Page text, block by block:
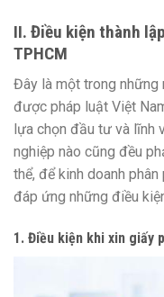
II. Điều kiện thành
TPHCM
Đây là một trong những
được pháp luật Việt
lựa chọn đầu tư và lĩnh
nghiệp nào cũng đều
thể, để kinh doanh
đáp ứng những điều
1. Điều kiện khi xin giấy